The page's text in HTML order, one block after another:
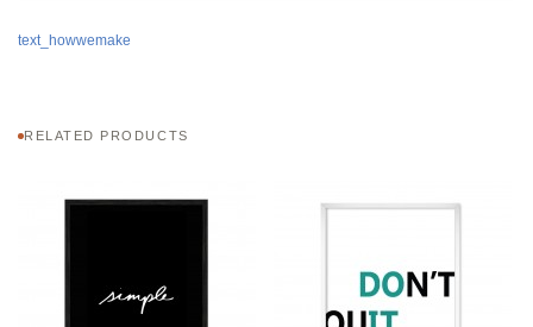
text_howwemake
RELATED PRODUCTS